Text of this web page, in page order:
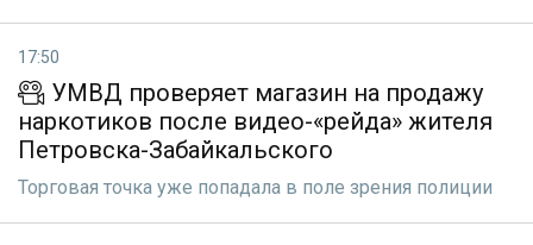
17:50
УМВД проверяет магазин на продажу
наркотиков после видео-«рейда» жителя
Петровска-Забайкальского
Торговая точка уже попадала в поле зрения полиции